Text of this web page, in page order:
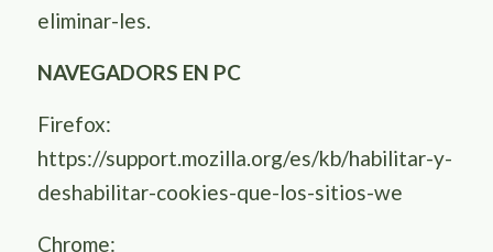
eliminar-les.
NAVEGADORS EN PC
Firefox:
https://support.mozilla.org/es/kb/habilitar-y-
deshabilitar-cookies-que-los-sitios-we
Chrome: